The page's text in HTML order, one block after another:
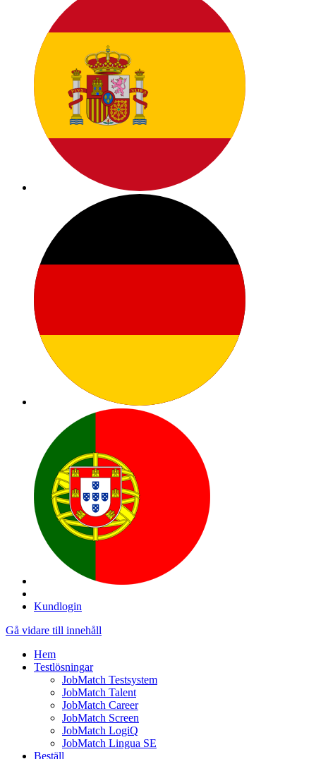
Kundlogin
Gå vidare till innehåll
Hem
Testlösningar
JobMatch Testsystem
JobMatch Talent
JobMatch Career
JobMatch Screen
JobMatch LogiQ
JobMatch Lingua SE
Beställ